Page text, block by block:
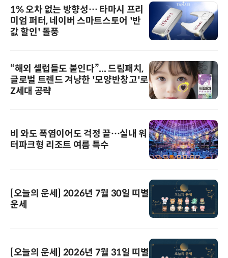
1% 오차 없는 방향성… 타마시 프리
미엄 퍼터, 네이버 스마트스토어 '반
값 할인' 돌풍
“해외 셀럽들도 붙인다”... 드림패치,
글로벌 트렌드 겨냥한 '모양반창고'로
Z세대 공략
비 와도 폭염이어도 걱정 끝…실내 워
터파크형 리조트 여름 특수
[오늘의 운세] 2026년 7월 30일 띠별
운세
[오늘의 운세] 2026년 7월 31일 띠별